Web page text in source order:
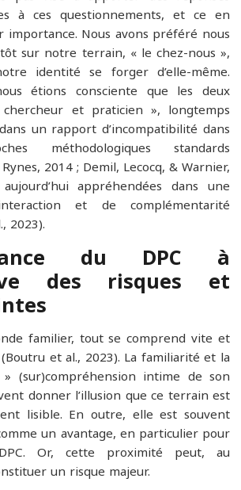
à ces questionnements, et ce en
importance. Nous avons préféré nous
sur notre terrain, « le chez-nous »,
identité se forger d’elle-même.
étions consciente que les deux
et praticien », longtemps
un rapport d’incompatibilité dans
méthodologiques standards
2014 ; Demil, Lecocq, & Warnier,
appréhendées dans une
et de complémentarité
2023).
du DPC à
des risques et
familier, tout se comprend vite et
et al., 2023). La familiarité et la
(sur)compréhension intime de son
donner l’illusion que ce terrain est
lisible. En outre, elle est souvent
un avantage, en particulier pour
Or, cette proximité peut, au
un risque majeur.